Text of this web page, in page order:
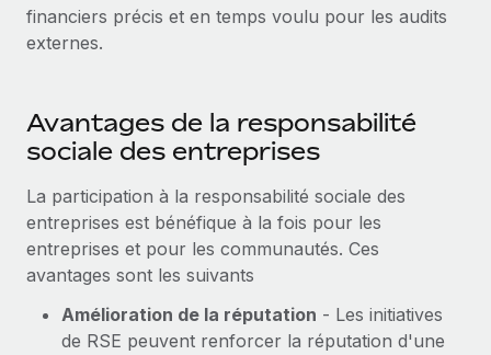
financiers précis et en temps voulu pour les audits
externes.
Avantages de la responsabilité
sociale des entreprises
La participation à la responsabilité sociale des
entreprises est bénéfique à la fois pour les
entreprises et pour les communautés. Ces
avantages sont les suivants
Amélioration de la réputation - Les initiatives
de RSE peuvent renforcer la réputation d'une